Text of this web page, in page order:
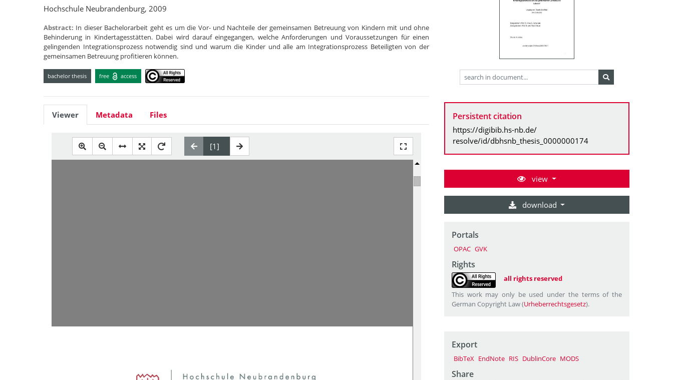
Hochschule Neubrandenburg, 2009
Abstract: In dieser Bachelorarbeit geht es um die Vor- und Nachteile der gemeinsamen Betreuung von Kindern mit und ohne
Behinderung in Kindertagesstätten. Dabei wird darauf eingegangen, welche Anforderungen und Voraussetzungen für einen
gelingenden Integrationsprozess notwendig sind und warum die Kinder und alle am Integrationsprozess Beteiligten von der
gemeinsamen Betreuung profitieren können.
bachelor thesis free access
Viewer Metadata Files Persistent citation
https://digibib.hs-nb.de/
resolve/id/dbhsnb_thesis_0000000174
view
download
Portals
OPAC GVK
Rights
all rights reserved
This work may only be used under the terms of the
German Copyright Law (Urheberrechtsgesetz).
Export
BibTeX EndNote RIS DublinCore MODS
Share